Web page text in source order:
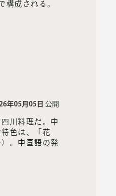
構成される。
年05月05日 公開
川料理だ。中
色は、「花
。中国語の発